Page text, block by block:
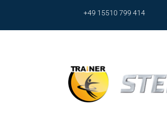
+49 15510 799 414